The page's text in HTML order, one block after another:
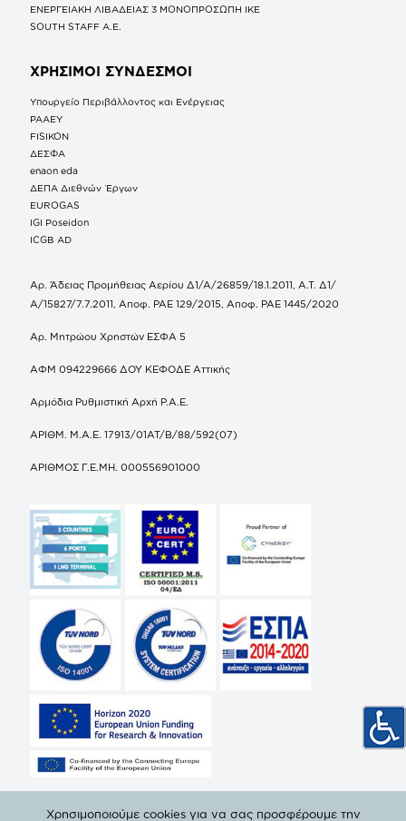
ΕΝΕΡΓΕΙΑΚΗ ΛΙΒΑΔΕΙΑΣ 3 ΜΟΝΟΠΡΟΣΩΠΗ ΙΚΕ
SOUTH STAFF Α.Ε.
ΧΡΗΣΙΜΟΙ ΣΥΝΔΕΣΜΟΙ
Υπουργείο Περιβάλλοντος και Ενέργειας
ΡΑΑΕΥ
FISIKON
ΔΕΣΦΑ
enaon eda
ΔΕΠΑ Διεθνών Έργων
EUROGAS
IGI Poseidon
ICGB AD
Αρ. Άδειας Προμήθειας Αερίου Δ1/Α/26859/18.1.2011, Α.Τ. Δ1/
Α/15827/7.7.2011, Αποφ. ΡΑΕ 129/2015, Αποφ. ΡΑΕ 1445/2020
Αρ. Μητρώου Χρηστών ΕΣΦΑ 5
ΑΦΜ 094229666 ΔΟΥ ΚΕΦΟΔΕ Αττικής
Αρμόδια Ρυθμιστική Αρχή Ρ.Α.Ε.
ΑΡΙΘΜ. Μ.Α.Ε. 17913/01ΑΤ/Β/88/592(07)
ΑΡΙΘΜΟΣ Γ.Ε.ΜΗ. 000556901000
Χρησιμοποιούμε cookies για να σας προσφέρουμε την